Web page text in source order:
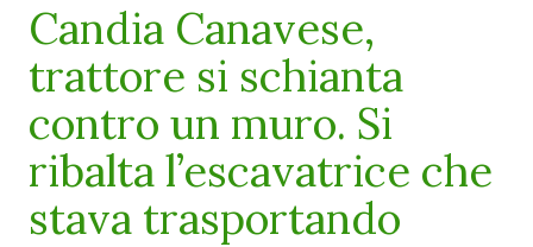
Candia Canavese,
trattore si schianta
contro un muro. Si
ribalta l’escavatrice che
stava trasportando